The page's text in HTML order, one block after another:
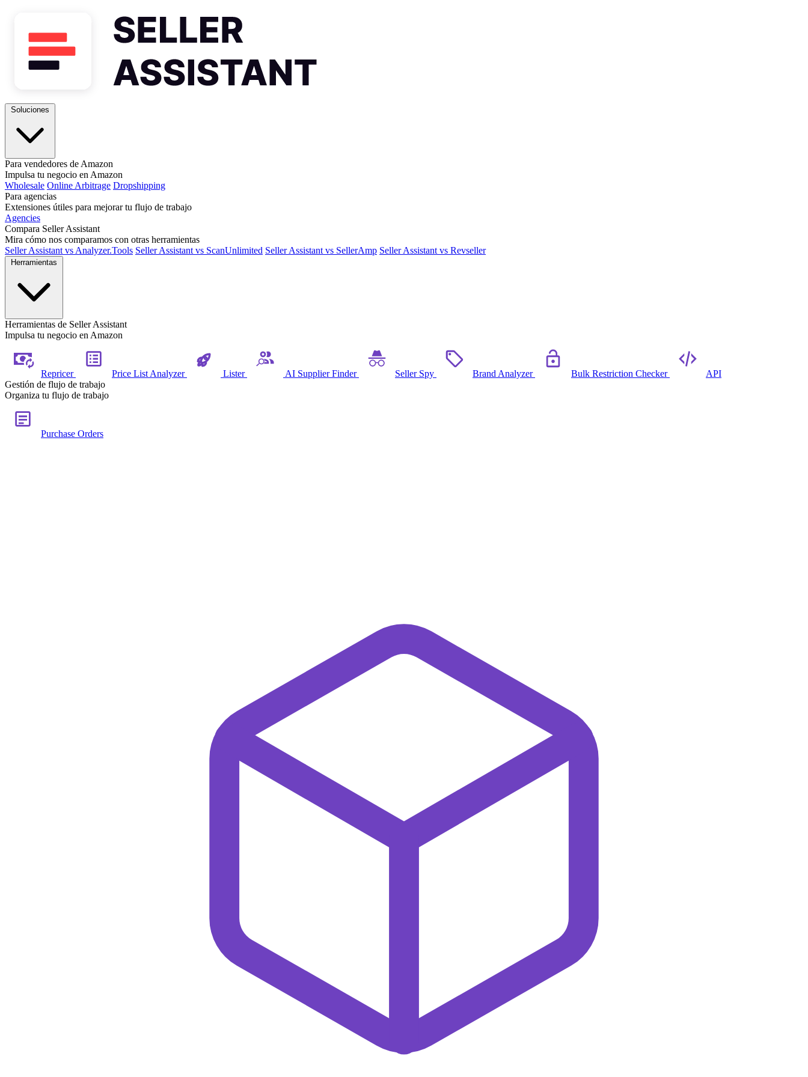
Para vendedores de Amazon
Impulsa tu negocio en Amazon
Wholesale Online Arbitrage Dropshipping
Para agencias
Extensiones útiles para mejorar tu flujo de trabajo
Agencies
Compara Seller Assistant
Mira cómo nos comparamos con otras herramientas
Seller Assistant vs Analyzer.Tools Seller Assistant vs ScanUnlimited Seller Assistant vs SellerAmp Seller Assistant vs Revseller
Herramientas de Seller Assistant
Impulsa tu negocio en Amazon
Repricer Price List Analyzer Lister AI Supplier Finder Seller Spy Brand Analyzer Bulk Restriction Checker
API
Gestión de flujo de trabajo
Organiza tu flujo de trabajo
Purchase Orders